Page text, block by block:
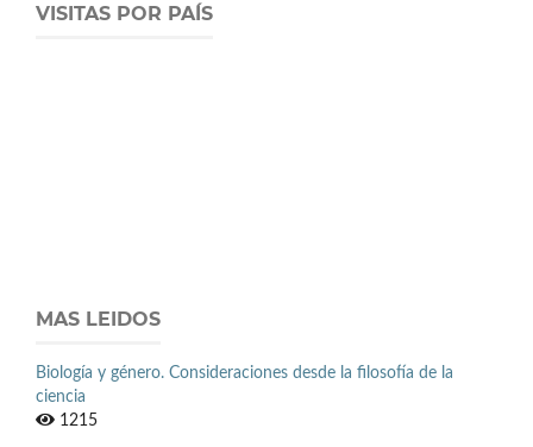
VISITAS POR PAÍS
MAS LEIDOS
Biología y género. Consideraciones desde la filosofía de la
ciencia
1215